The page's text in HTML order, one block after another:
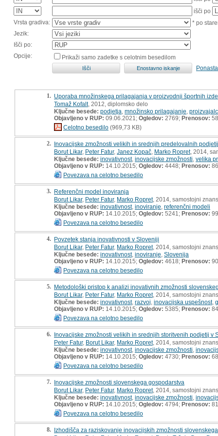
išči po
Vrsta gradiva:
* po
Jezik:
Išči po:
Opcije:
Prikaži samo zadetke s celotnim besedilom
1. Uporaba množinskega prilagajanja v proizvodnji športnih
Tomaž Kofalt, 2012, diplomsko delo
Ključne besede: podjetja množinsko prilagajanje
Objavljeno v RUP: 09.06.2021; Ogledov: 2769; Prenosov: 58
Celotno besedilo (969,73 KB)
2. Inovacijske zmožnosti velikih in srednjih predelovalnih
Borut Likar, Peter Fatur, Janez Kopač Marko Ropret, 2014,
Ključne besede: inovativnost, inovacijske zmožnosti velika
Objavljeno v RUP: 14.10.2015; Ogledov: 4448; Prenosov: 86
Povezava na celotno besedilo
3. Referenčni model inoviranja
Borut Likar, Peter Fatur, Marko Ropret, 2014, samostojni
Ključne besede: inovativnost, inoviranje referenčni modeli
Objavljeno v RUP: 14.10.2015; Ogledov: 5241; Prenosov: 99
Povezava na celotno besedilo
4. Povzetek stanja inovativnosti v Sloveniji
Borut Likar, Peter Fatur, Marko Ropret, 2014, samostojni
Ključne besede: inovativnost, inoviranje Slovenija
Objavljeno v RUP: 14.10.2015; Ogledov: 4618; Prenosov: 90
Povezava na celotno besedilo
5. Metodološki pristop k analizi inovativnih zmožnosti
Borut Likar, Peter Fatur, Marko Ropret, 2014, samostojni
Ključne besede: inovativnost, razvoj inovacijska uspešnost,
Objavljeno v RUP: 14.10.2015; Ogledov: 5385; Prenosov: 84
Povezava na celotno besedilo
6. Inovacijske zmožnosti velikih in srednjih storitvenih podjetij v
Peter Fatur, Borut Likar, Marko Ropret, 2014, samostojni
Ključne besede: inovativnost, inovacijske zmožnosti
Objavljeno v RUP: 14.10.2015; Ogledov: 4730; Prenosov: 68
Povezava na celotno besedilo
7. Inovacijske zmožnosti slovenskega gospodarstva
Borut Likar, Peter Fatur, Marko Ropret, 2014, samostojni
Ključne besede: inovativnost, inovacijske zmožnosti
Objavljeno v RUP: 14.10.2015; Ogledov: 4794; Prenosov: 81
Povezava na celotno besedilo
8. Izhodišča za raziskovanje inovacijskih zmožnosti